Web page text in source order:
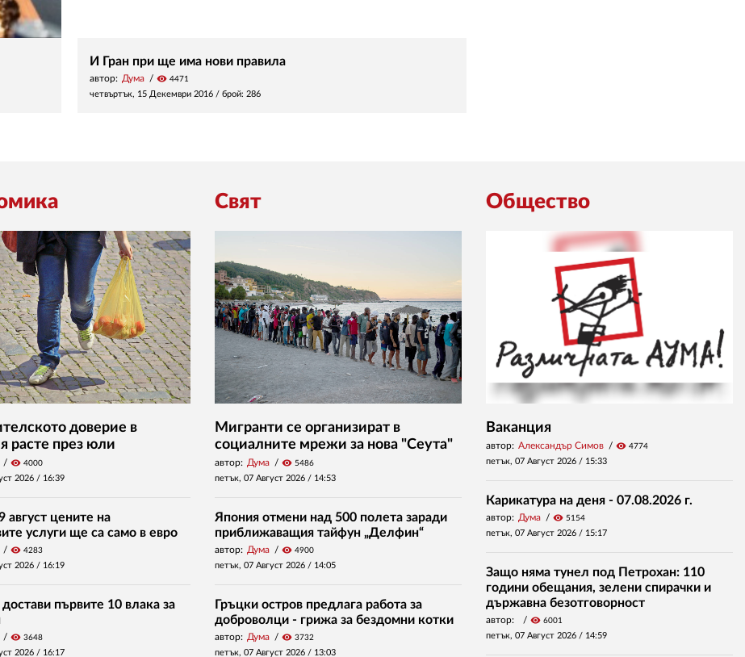
И Гран при ще има нови правила
автор: Дума visibility 4471
четвъртък, 15 Декември 2016 / брой: 286
доверие в
расте през юли
visibility 4000
2026 / 16:39
цените на
услуги ще са само в евро
visibility 4283
2026 / 16:19
първите 10 влака за
visibility 3648
2026 / 16:17
Свят
Мигранти се организират в
социалните мрежи за нова "Сеута"
автор: Дума visibility 5486
петък, 07 Август 2026 / 14:53
Япония отмени над 500 полета заради
приближаващия тайфун „Делфин“
автор: Дума visibility 4900
петък, 07 Август 2026 / 14:05
Гръцки остров предлага работа за
доброволци - грижа за бездомни котки
автор: Дума visibility 3732
петък, 07 Август 2026 / 13:03
Общество
Ваканция
автор: Александър Симов visibility 4774
петък, 07 Август 2026 / 15:33
Карикатура на деня - 07.08.2026 г.
автор: Дума visibility 5154
петък, 07 Август 2026 / 15:17
Защо няма тунел под Петрохан: 110
години обещания, зелени спирачки и
държавна безотговорност
автор: visibility 6001
петък, 07 Август 2026 / 14:59